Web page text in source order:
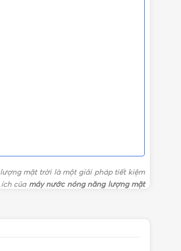
Đại Thành
nước nóng năng lượng mặt trời,Giá
máy nước nóng năng lượng mặt trời
mặt trời là một giải pháp tiết kiệm
của máy nước nóng năng lượng mặt